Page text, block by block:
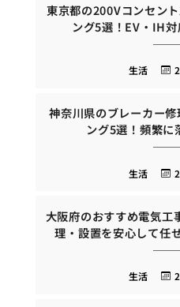
東京都の200Vコンセン
ング5選！EV・IH
生活
神奈川県のブレーカー
ング5選！頻繁に
生活
大阪府のおすすめ電気工
理・設置を安心して任
生活